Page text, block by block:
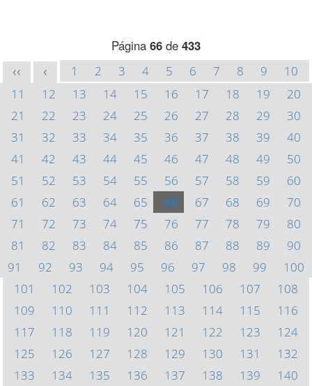
Página 66 de 433
<< < 1 2 3 4 5 6 7 8 9
10
11
12 13 14 15 16 17 18 19
20
21
22 23 24 25 26 27 28 29
30
31
32 33 34 35 36 37 38 39
40
41
42 43 44 45 46 47 48 49
50
51
52 53 54 55 56 57 58 59
60
61
62 63 64 65 66 67 68 69
70
71
72 73 74 75 76 77 78 79
80
81
82 83 84 85 86 87 88 89
90
91
92 93 94 95 96 97 98 99
100
101
102 103 104 105 106 107
108
109
110 111 112 113 114 115
116
117
118 119 120 121 122 123
124
125
126 127 128 129 130 131
132
133
134 135 136 137 138 139
140